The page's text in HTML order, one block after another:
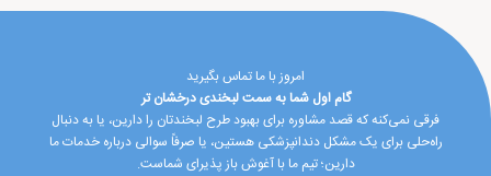
امروز با ما تماس بگیرید
گام اول شما به سمت لبخندی درخشان تر
فرقی نمی‌کنه که قصد مشاوره برای بهبود طرح لبخندتان را دارین، یا به دنبال
راه‌حلی برای یک مشکل دندانپزشکی هستین، یا صرفاً سوالی درباره خدمات ما
دارین؛ تیم ما با آغوش باز پذیرای شماست.